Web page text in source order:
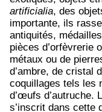
artificialia, des
importante, ils
antiquités,
pièces d’orfèvrerie
métaux ou de
d’ambre, de cristal
coquillages tels les
d’œufs d’autruche.
s’inscrit dans cette